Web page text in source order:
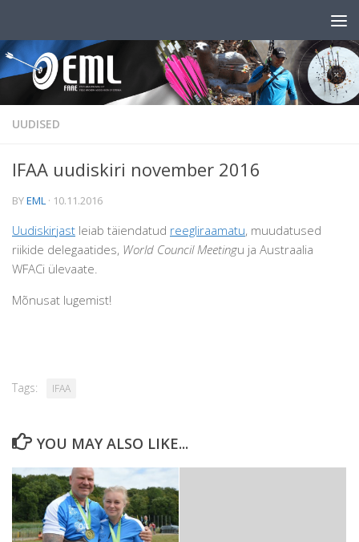
UUDISED
IFAA uudiskiri november 2016
BYEML · 10.11.2016
Uudiskirjast leiab täiendatud reegliraamatu, muudatused
riikide delegaatides, World Council Meetingu ja Austraalia
WFACi ülevaate.
Mõnusat lugemist!
Tags: IFAA
YOU MAY ALSO LIKE...